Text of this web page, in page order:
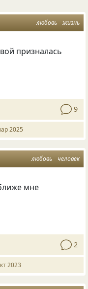
любовь жизнь
призналась
9
2025
любовь человек
мне
2
2023